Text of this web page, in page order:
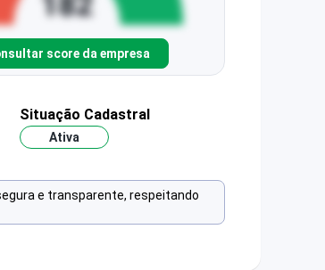
score da empresa
Situação Cadastral
Ativa
e transparente, respeitando